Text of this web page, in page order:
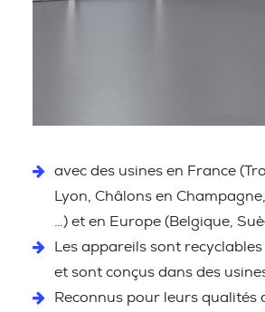
avec des usines en France
Lyon, Châlons en
…) et en Europe (Belgique,
Les appareils sont
et sont conçus dans des
Reconnus pour leurs qualités